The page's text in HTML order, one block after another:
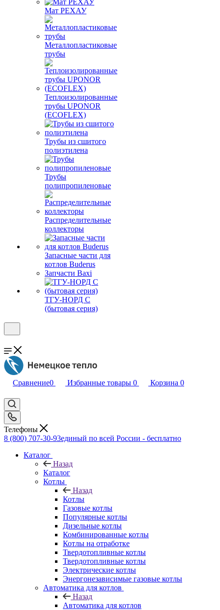
Мат РЕХАУ
Металлопластиковые
трубы
Теплоизолированные
трубы UPONOR
(ECOFLEX)
Трубы из сшитого
полиэтилена
Трубы
полипропиленовые
Распределительные
коллекторы
Запасные части для
котлов Buderus
Запчасти Baxi
ТГУ-НОРД С
(бытовая серия)
Сравнение0 Избранные товары 0 Корзина 0
Телефоны
8 (800) 707-30-93единый по всей России - бесплатно
Каталог
Назад
Каталог
Котлы
Назад
Котлы
Газовые котлы
Популярные котлы
Дизельные котлы
Комбинированные котлы
Котлы на отработке
Твердотопливные котлы
Твердотопливные котлы
Электрические котлы
Энергонезависимые газовые котлы
Автоматика для котлов
Назад
Автоматика для котлов